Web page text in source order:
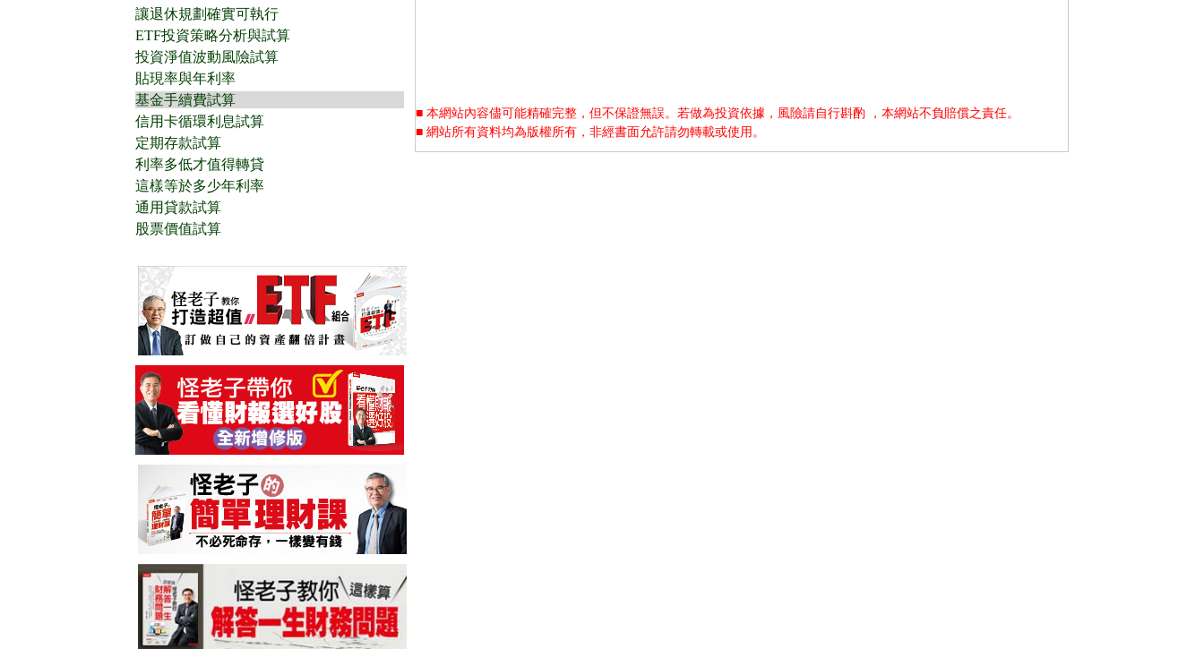
讓退休規劃確實可執行
ETF投資策略分析與試算
投資淨值波動風險試算
貼現率與年利率
基金手續費試算
信用卡循環利息試算
定期存款試算
利率多低才值得轉貸
這樣等於多少年利率
通用貸款試算
股票價值試算
■ 本網站內容儘可能精確完整，但不保證無誤。若做為投資依據，風險請自行斟酌 ，本網站不負賠償之責任。
■ 網站所有資料均為版權所有，非經書面允許請勿轉載或使用。